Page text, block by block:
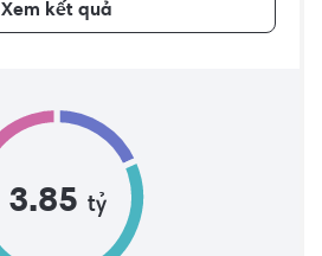
Xem kết quả
3.85 tỷ